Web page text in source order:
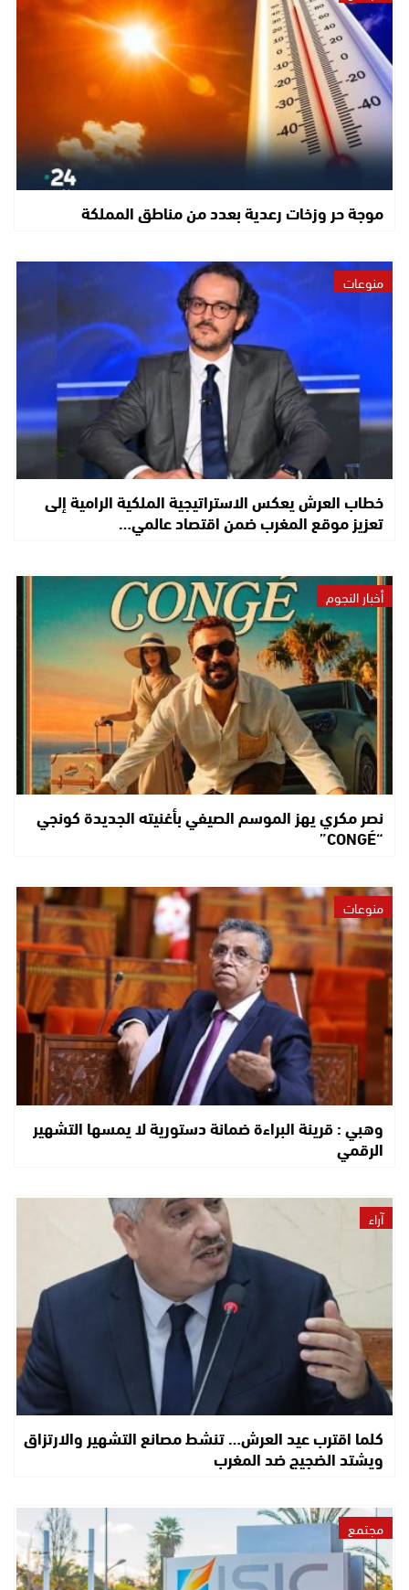
موجة حر وزخات رعدية بعدد من مناطق المملكة
منوعات
خطاب العرش يعكس الاستراتيجية الملكية الرامية إلى
تعزيز موقع المغرب ضمن اقتصاد عالمي…
أخبار النجوم
نصر مكري يهز الموسم الصيفي بأغنيته الجديدة كونجي
“CONGÉ”
منوعات
وهبي : قرينة البراءة ضمانة دستورية لا يمسها التشهير
الرقمي
آراء
كلما اقترب عيد العرش… تنشط مصانع التشهير والارتزاق
ويشتد الضجيج ضد المغرب
مجتمع